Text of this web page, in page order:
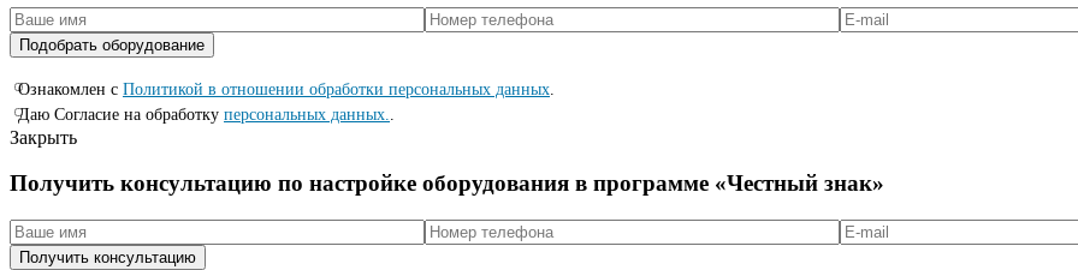
Ознакомлен с Политикой в отношении обработки персональных данных
Даю Согласие на обработку персональных данных.
Закрыть
Получить консультацию по настройке оборудования в программе «Честный знак»